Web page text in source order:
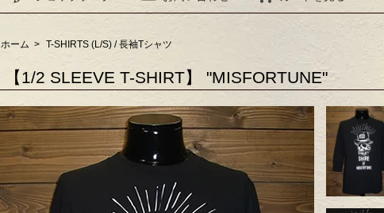
ホーム > T-SHIRTS (L/S) / 長袖Tシャツ
【1/2 SLEEVE T-SHIRT】 "MISFORTUNE"